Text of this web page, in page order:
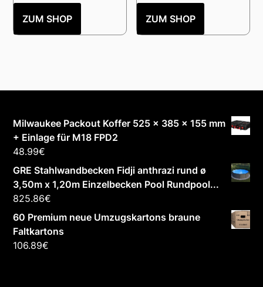
ZUM SHOP ZUM SHOP
Milwaukee Packout Koffer 525 x 385 x 155 mm
+ Einlage für M18 FPD2
48.99€
GRE Stahlwandbecken Fidji anthrazi rund ø
3,50m x 1,20m Einzelbecken Pool Rundpool...
825.86€
60 Premium neue Umzugskartons braune
Faltkartons
106.89€